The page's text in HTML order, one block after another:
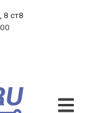
8 ст8